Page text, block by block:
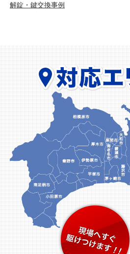
解錠・鍵交換事例